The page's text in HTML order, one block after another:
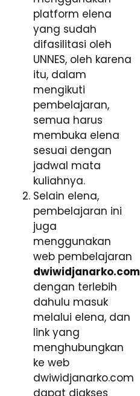
platform elena
yang sudah
difasilitasi oleh
UNNES, oleh karena
itu, dalam
mengikuti
pembelajaran,
semua harus
membuka elena
sesuai dengan
jadwal mata
kuliahnya.
Selain elena,
pembelajaran ini
juga
menggunakan
web pembelajaran
dwiwidjanarko.com
dengan terlebih
dahulu masuk
melalui elena, dan
link yang
menghubungkan
ke web
dwiwidjanarko.com
dapat diakses